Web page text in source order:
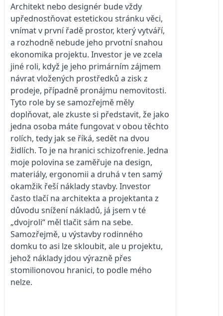
Architekt nebo designér bude vždy
upřednostňovat estetickou stránku věci,
vnímat v první řadě prostor, který vytváří,
a rozhodně nebude jeho prvotní snahou
ekonomika projektu. Investor je ve zcela
jiné roli, když je jeho primárním zájmem
návrat vložených prostředků a zisk z
prodeje, případně pronájmu nemovitosti.
Tyto role by se samozřejmě měly
doplňovat, ale zkuste si představit, že jako
jedna osoba máte fungovat v obou těchto
rolích, tedy jak se říká, sedět na dvou
židlích. To je na hranici schizofrenie. Jedna
moje polovina se zaměřuje na design,
materiály, ergonomii a druhá v ten samý
okamžik řeší náklady stavby. Investor
často tlačí na architekta a projektanta z
důvodu snížení nákladů, já jsem v té
„dvojroli“ měl tlačit sám na sebe.
Samozřejmě, u výstavby rodinného
domku to asi lze skloubit, ale u projektu,
jehož náklady jdou výrazně přes
stomilionovou hranici, to podle mého
nelze.